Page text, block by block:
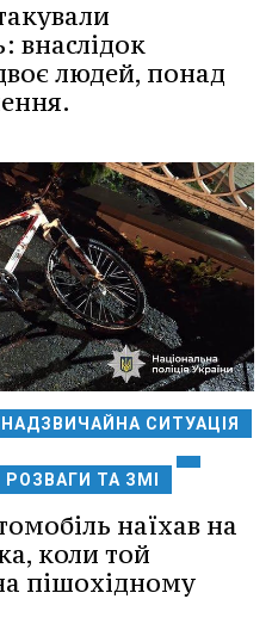
внаслідок
людей, понад
СИТУАЦІЯ
ТА ЗМІ
наїхав на
коли той
пішохідному